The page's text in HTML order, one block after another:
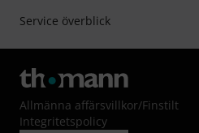
Service överblick
Allmänna affärsvillkor/Finstilt
Integritetspolicy